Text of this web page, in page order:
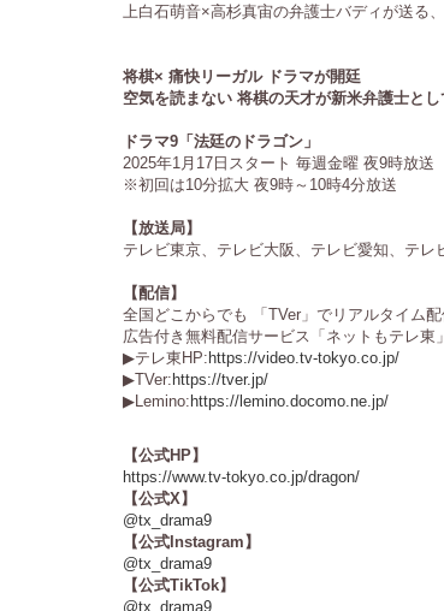
上白石萌音×高杉真宙の弁護士バディが送る
将棋× 痛快リーガル ドラマが開廷
空気を読まない 将棋の天才が新米弁護士とし
ドラマ9「法廷のドラゴン」
2025年1月17日スタート 毎週金曜 夜9時放送
※初回は10分拡大 夜9時～10時4分放送
【放送局】
テレビ東京、テレビ大阪、テレビ愛知、テ
【配信】
全国どこからでも 「TVer」でリアルタイム
広告付き無料配信サービス「ネットもテレ
▶テレ東HP:https://video.tv-tokyo.co.jp/
▶TVer:https://tver.jp/
▶Lemino:https://lemino.docomo.ne.jp/
【公式HP】
https://www.tv-tokyo.co.jp/dragon/
【公式X】
@tx_drama9
【公式Instagram】
@tx_drama9
【公式TikTok】
@tx_drama9